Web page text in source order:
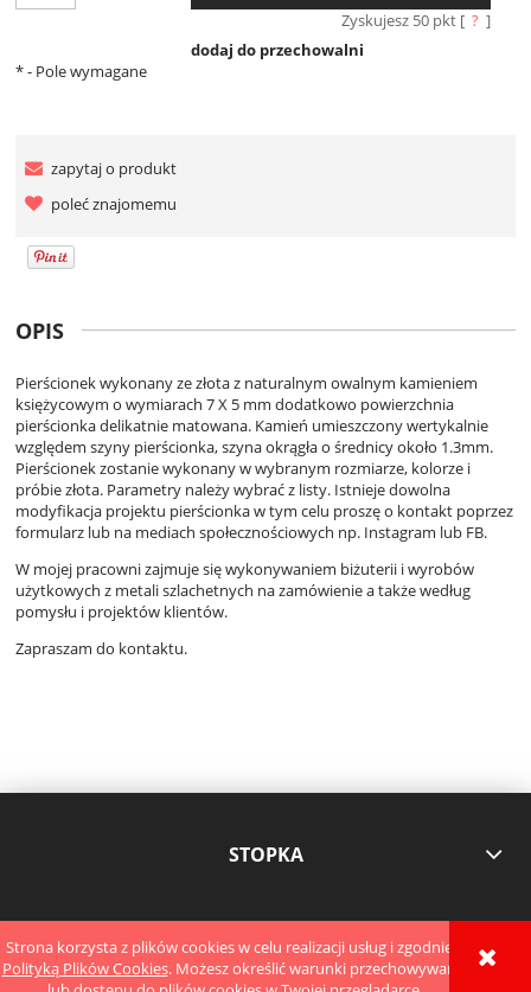
Strona korzysta z plików cookies w celu realizacji usług i zgodnie z
Polityką Plików Cookies. Możesz określić warunki przechowywania
Zyskujesz 50 pkt [ ? ]
dodaj do przechowalni
*- Pole wymagane
zapytaj o produkt
poleć znajomemu
OPIS
Pierścionek wykonany ze złota z naturalnym owalnym kamieniem
księżycowym o wymiarach 7 X 5 mm dodatkowo powierzchnia
pierścionka delikatnie matowana. Kamień umieszczony wertykalnie
względem szyny pierścionka, szyna okrągła o średnicy około 1.3mm.
Pierścionek zostanie wykonany w wybranym rozmiarze, kolorze i
próbie złota. Parametry należy wybrać z listy. Istnieje dowolna
modyfikacja projektu pierścionka w tym celu proszę o kontakt poprzez
formularz lub na mediach społecznościowych np. Instagram lub FB.
W mojej pracowni zajmuje się wykonywaniem biżuterii i wyrobów
użytkowych z metali szlachetnych na zamówienie a także według
pomysłu i projektów klientów.
Zapraszam do kontaktu.
STOPKA
POKAŻ PEŁNĄ WERSJĘ STRONY